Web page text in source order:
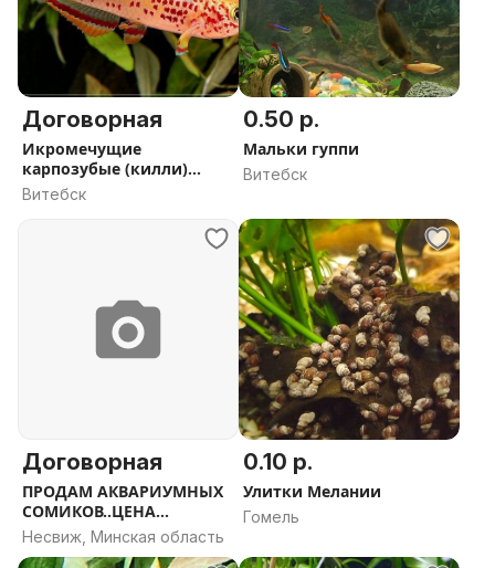
Договорная
Икромечущие
карпозубые (килли)
рыбы
Витебск
0.50 р.
Мальки гуппи
Витебск
Договорная
ПРОДАМ АКВАРИУМНЫХ
СОМИКОВ..ЦЕНА
ДОГОВОРНАЯ...ЗВОН
Несвиж, Минская область
0.10 р.
Улитки Мелании
Гомель